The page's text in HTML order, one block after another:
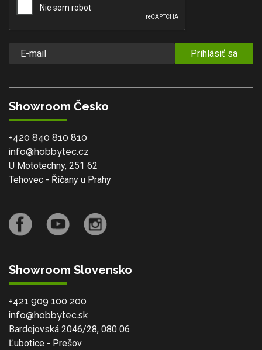
Prihlásiť sa
Showroom Česko
+420 840 810 810
info@hobbytec.cz
U Mototechny, 251 62
Tehovec - Říčany u Prahy
Showroom Slovensko
+421 909 100 200
info@hobbytec.sk
Bardejovská 2046/28, 080 06
Ľubotice - Prešov